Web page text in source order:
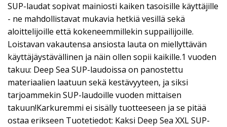
SUP-laudat sopivat mainiosti kaiken tasoisille käyttäjille
- ne mahdollistavat mukavia hetkiä vesillä sekä
aloittelijoille että kokeneemmillekin suppailijoille.
Loistavan vakautensa ansiosta lauta on miellyttävän
käyttäjäystävällinen ja näin ollen sopii kaikille.1 vuoden
takuu: Deep Sea SUP-laudoissa on panostettu
materiaalien laatuun sekä kestävyyteen, ja siksi
tarjoammekin SUP-laudoille vuoden mittaisen
takuun!Karkuremmi ei sisälly tuotteeseen ja se pitää
ostaa erikseen Tuotetiedot: Kaksi Deep Sea XXL SUP-